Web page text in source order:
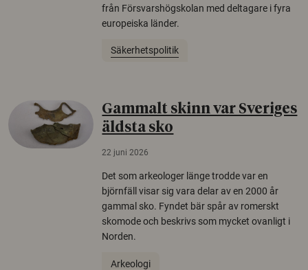
från Försvarshögskolan med deltagare i fyra
europeiska länder.
Säkerhetspolitik
Gammalt skinn var Sveriges
äldsta sko
22 juni 2026
Det som arkeologer länge trodde var en
björnfäll visar sig vara delar av en 2000 år
gammal sko. Fyndet bär spår av romerskt
skomode och beskrivs som mycket ovanligt i
Norden.
Arkeologi